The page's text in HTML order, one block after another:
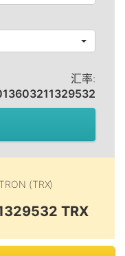
汇率:
TRON (TRX)
TRX